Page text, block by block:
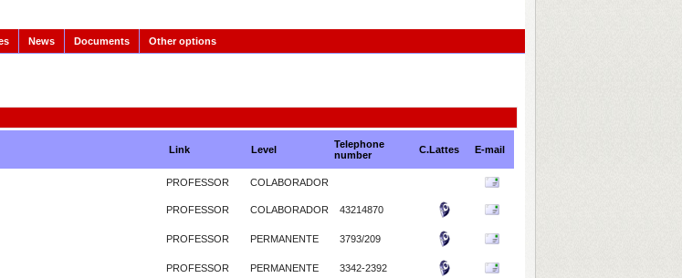
News Documents Other options
Link Level
Telephone
number
C.Lattes E-mail
PROFESSOR COLABORADOR
PROFESSOR COLABORADOR 43214870
PROFESSOR PERMANENTE 3793/209
PROFESSOR PERMANENTE 3342-2392